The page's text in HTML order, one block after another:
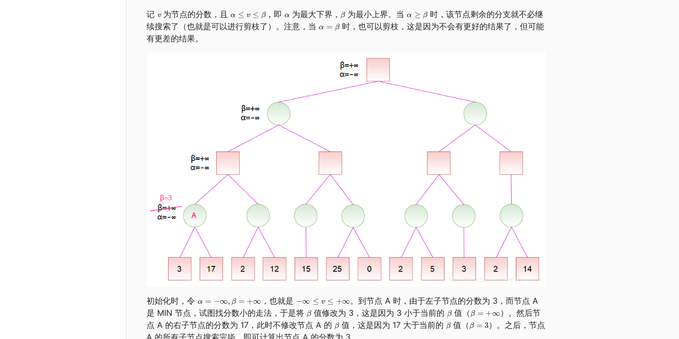
记
为节点的分数，且 ，即 为最大下界， 为最小上界。当
时，该节点剩余的分支就不必继
续搜索了（也就是可以进行剪枝了）。注意，当
时，也可以剪枝，这是因为不会有更好的结果了，但可能
有更差的结果。
初始化时，令 ，也就是
。到节点 A 时，由于左子节点的分数为 3，而节点 A
是 MIN 节点，试图找分数小的走法，于是将
值修改为 3，这是因为 3 小于当前的 值（
）。然后节
点 A 的右子节点的分数为 17，此时不修改节点 A 的
值，这是因为 17 大于当前的 值（
）。之后，节点